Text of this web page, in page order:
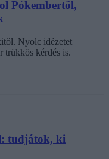
Pókembertől,
Nyolc idézetet
trükkös kérdés is.
tudjátok, ki